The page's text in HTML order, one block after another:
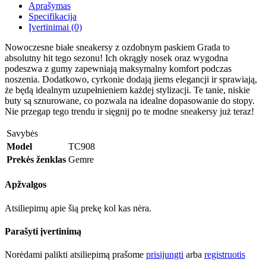
Aprašymas
Specifikacija
Įvertinimai (0)
Nowoczesne białe sneakersy z ozdobnym paskiem Grada to
absolutny hit tego sezonu! Ich okrągły nosek oraz wygodna
podeszwa z gumy zapewniają maksymalny komfort podczas
noszenia. Dodatkowo, cyrkonie dodają jiems elegancji ir sprawiają,
że będą idealnym uzupełnieniem każdej stylizacji. Te tanie, niskie
buty są sznurowane, co pozwala na idealne dopasowanie do stopy.
Nie przegap tego trendu ir sięgnij po te modne sneakersy już teraz!
Savybės
Model
TC908
Prekės ženklas Gemre
Apžvalgos
Atsiliepimų apie šią prekę kol kas nėra.
Parašyti įvertinimą
Norėdami palikti atsiliepimą prašome prisijungti arba registruotis